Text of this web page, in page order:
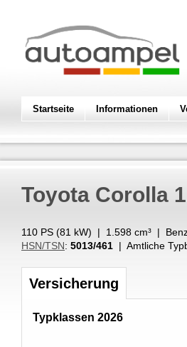
Startseite Informationen
Toyota Corolla
110 PS (81 kW) | 1.598 cm³ |
HSN/TSN: 5013/461 | Amtliche
Versicherung
Typklassen 2026